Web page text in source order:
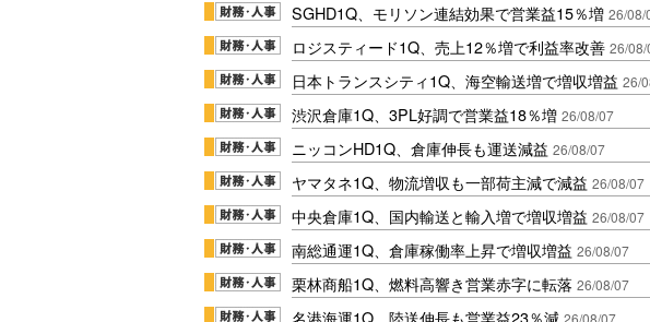
SGHD1Q、モリソン連結効果で営業益15％増 26/08/
ロジスティード1Q、売上12％増で利益率改善 26/
日本トランスシティ1Q、海空輸送増で増収増益 26/
渋沢倉庫1Q、3PL好調で営業益18％増 26/08/07
ニッコンHD1Q、倉庫伸長も運送減益 26/08/07
ヤマタネ1Q、物流増収も一部荷主減で減益 26/08/07
中央倉庫1Q、国内輸送と輸入増で増収増益 26/08/07
南総通運1Q、倉庫稼働率上昇で増収増益 26/08/07
栗林商船1Q、燃料高響き営業赤字に転落 26/08/07
名港海運1Q、陸送伸長も営業益23％減 26/08/07